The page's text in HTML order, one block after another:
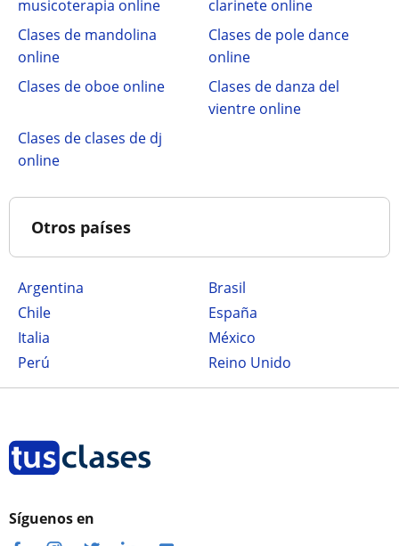
musicoterapia online
clarinete online
Clases de mandolina
online
Clases de pole dance
online
Clases de oboe online
Clases de danza del
vientre online
Clases de clases de dj
online
Otros países
Argentina
Brasil
Chile
España
Italia
México
Perú
Reino Unido
Síguenos en